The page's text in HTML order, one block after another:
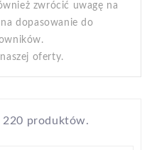
zwrócić uwagę na
dopasowanie do
oferty.
220 produktów.